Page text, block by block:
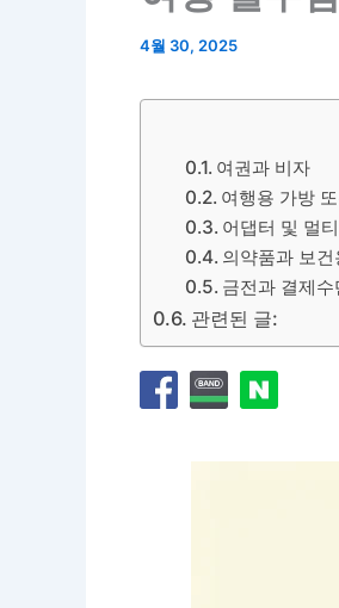
4월 30, 2025
여권과 비자
여행용 가방
어댑터 및 멀
의약품과 보건
금전과 결제수
관련된 글: